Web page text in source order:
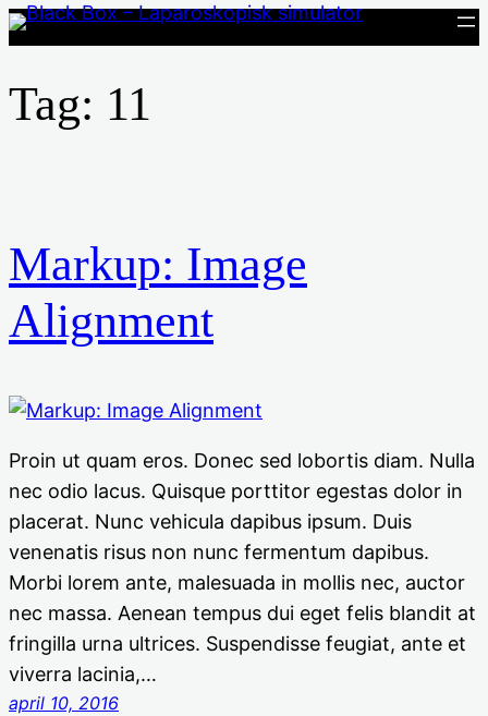
Spring
til
indhold
Tag: 11
Markup: Image
Alignment
Proin ut quam eros. Donec sed lobortis diam. Nulla
nec odio lacus. Quisque porttitor egestas dolor in
placerat. Nunc vehicula dapibus ipsum. Duis
venenatis risus non nunc fermentum dapibus.
Morbi lorem ante, malesuada in mollis nec, auctor
nec massa. Aenean tempus dui eget felis blandit at
fringilla urna ultrices. Suspendisse feugiat, ante et
viverra lacinia,…
april 10, 2016